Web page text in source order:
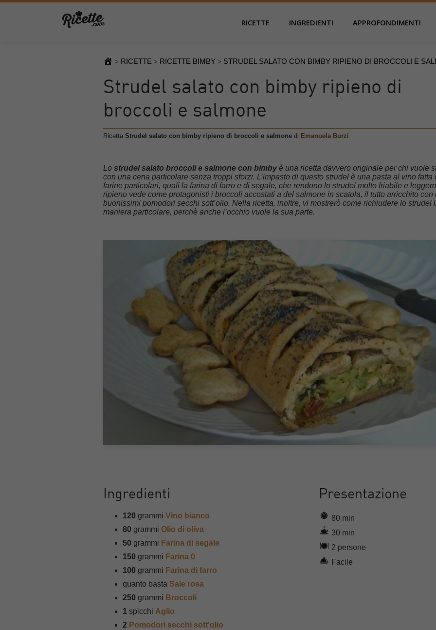
RICETTE INGREDIENTI APPROFONDIMENTI
> RICETTE > RICETTE BIMBY > STRUDEL SALATO CON BIMBY RIPIENO DI BROCCOLI E
Strudel salato con bimby ripieno di
broccoli e salmone
Ricetta Strudel salato con bimby ripieno di broccoli e salmone di Emanuela Burzi
Lo strudel salato broccoli e salmone con bimby è una ricetta davvero originale per chi vuole
con una cena particolare senza troppi sforzi. L’impasto di questo strudel è una pasta al vino fatta
farine particolari, quali la farina di farro e di segale, che rendono lo strudel molto friabile e
ripieno vede come protagonisti i broccoli accostati a del salmone in scatola, il tutto arricchito con
buonissimi pomodori secchi sott’olio. Nella ricetta, inoltre, vi mostrerò come richiudere lo strudel
maniera particolare, perchè anche l’occhio vuole la sua parte.
Ingredienti
120 grammi Vino bianco
80 grammi Olio di oliva
50 grammi Farina di segale
150 grammi Farina 0
100 grammi Farina di farro
quanto basta Sale rosa
250 grammi Broccoli
1 spicchi Aglio
2 Pomodori secchi sott'olio
Presentazione
80 min
30 min
2 persone
Facile